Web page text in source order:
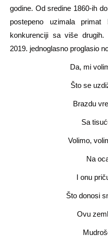
godine. Od sredine 1860-ih
postepeno uzimala
konkurenciji sa više
2019. jednoglasno proglasio
Da, mi
Što se
Brazdu
Sa
Volimo,
Na
I onu
Što donosi
Ovu